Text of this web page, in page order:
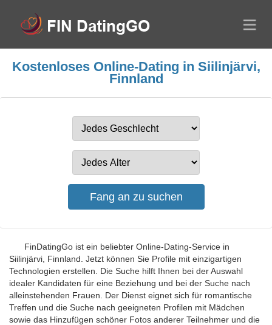
Kostenloses Online-Dating in Siilinjärvi,
Finnland
FinDatingGo ist ein beliebter Online-Dating-Service in
Siilinjärvi, Finnland. Jetzt können Sie Profile mit einzigartigen
Technologien erstellen. Die Suche hilft Ihnen bei der Auswahl
idealer Kandidaten für eine Beziehung und bei der Suche nach
alleinstehenden Frauen. Der Dienst eignet sich für romantische
Treffen und die Suche nach geeigneten Profilen mit Mädchen
sowie das Hinzufügen schöner Fotos anderer Teilnehmer und die